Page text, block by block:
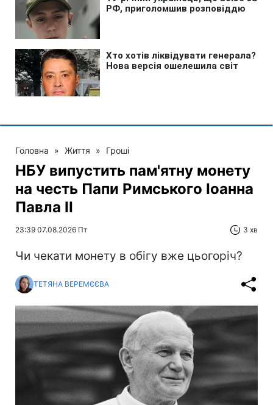
Головна » Життя » Гроші
НБУ випустить пам'ятну монету
на честь Папи Римського Іоанна
Павла II
23:39 07.08.2026 Пт 3 хв
Чи чекати монету в обігу вже цьогоріч?
ТЕТЯНА ВЕРЕМЄЄВА